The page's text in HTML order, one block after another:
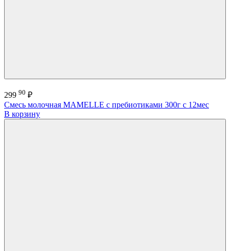
299 90 ₽
Смесь молочная MAMELLE с пребиотиками 300г с 12мес
В корзину